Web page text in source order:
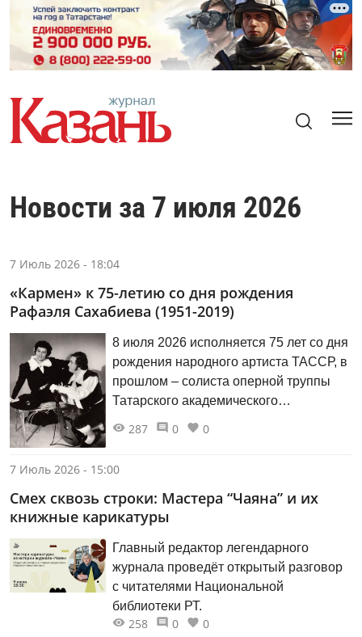
Новости за 7 июля 2026
7 Июль 2026 - 18:04
«Кармен» к 75-летию со дня рождения
Рафаэля Сахабиева (1951-2019)
8 июля 2026 исполняется 75 лет со дня
рождения народного артиста ТАССР, в
прошлом – солиста оперной труппы
Татарского академического
государственного театра имени
«Кармен» Ж.Бизе, который состоится в
этот день на сцене театра, будет
посвящен памяти артиста.
287 0 0
7 Июль 2026 - 15:00
Смех сквозь строки: Мастера “Чаяна” и их
книжные карикатуры
Главный редактор легендарного
журнала проведёт открытый разговор
с читателями Национальной
библиотеки РТ.
258 0
0